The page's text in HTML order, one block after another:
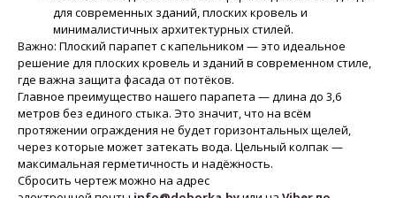
для современных зданий, плоских кровель и
минималистичных архитектурных стилей.
Важно: Плоский парапет с капельником — это идеальное
решение для плоских кровель и зданий в современном стиле,
где важна защита фасада от потёков.
Главное преимущество нашего парапета — длина до 3,6
метров без единого стыка. Это значит, что на всём
протяжении ограждения не будет горизонтальных щелей,
через которые может затекать вода. Цельный колпак —
максимальная герметичность и надёжность.
Сбросить чертеж можно на адрес